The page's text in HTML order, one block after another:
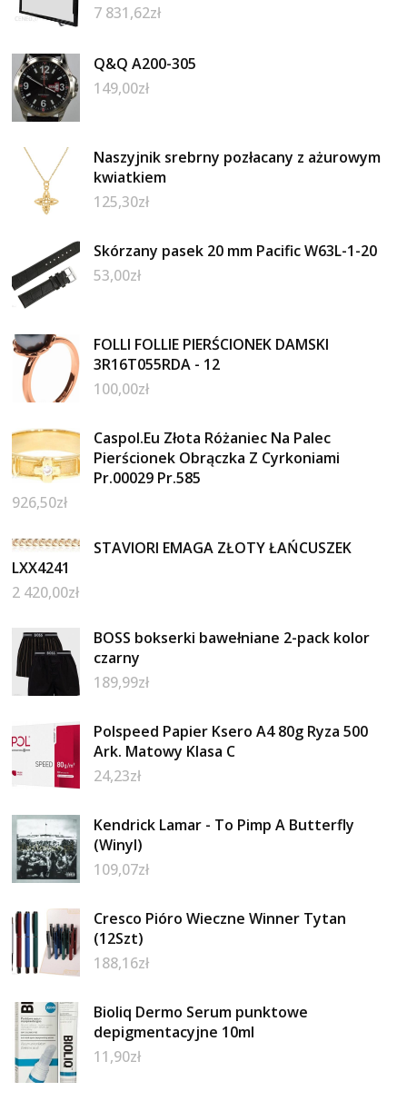
7 831,62zł
Q&Q A200-305
149,00zł
Naszyjnik srebrny pozłacany z ażurowym
kwiatkiem
125,30zł
Skórzany pasek 20 mm Pacific W63L-1-20
53,00zł
FOLLI FOLLIE PIERŚCIONEK DAMSKI
3R16T055RDA - 12
100,00zł
Caspol.Eu Złota Różaniec Na Palec
Pierścionek Obrączka Z Cyrkoniami
Pr.00029 Pr.585
926,50zł
STAVIORI EMAGA ZŁOTY ŁAŃCUSZEK
LXX4241
2 420,00zł
BOSS bokserki bawełniane 2-pack kolor
czarny
189,99zł
Polspeed Papier Ksero A4 80g Ryza 500
Ark. Matowy Klasa C
24,23zł
Kendrick Lamar - To Pimp A Butterfly
(Winyl)
109,07zł
Cresco Pióro Wieczne Winner Tytan
(12Szt)
188,16zł
Bioliq Dermo Serum punktowe
depigmentacyjne 10ml
11,90zł